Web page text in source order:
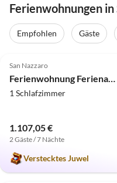
Ferienwohnungen in
Empfohlen Gäste
San Nazzaro
Ferienwohnung Ferienanlage Casa Chimp 3
1 Schlafzimmer
1.107,05 €
2 Gäste / 7 Nächte
Verstecktes Juwel
5.0 (1)